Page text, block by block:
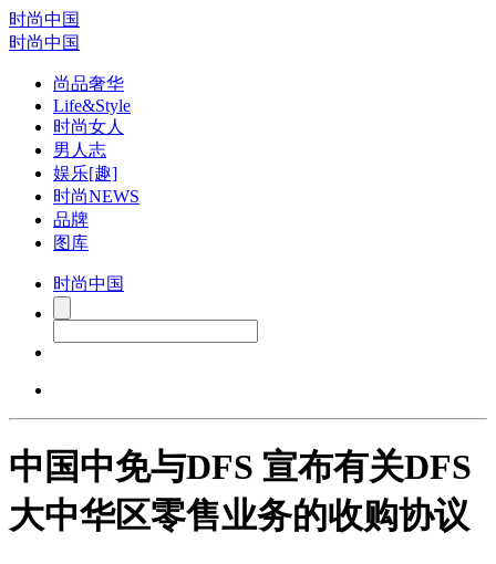
时尚中国
时尚中国
尚品奢华
Life&Style
时尚女人
男人志
娱乐[趣]
时尚NEWS
品牌
图库
时尚中国
中国中免与DFS 宣布有关DFS
大中华区零售业务的收购协议